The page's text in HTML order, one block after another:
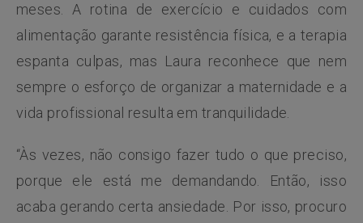
meses. A rotina de exercício e cuidados com
alimentação garante resistência física, e a terapia
espanta culpas, mas Laura reconhece que nem
sempre o esforço de organizar a maternidade e a
vida profissional resulta em tranquilidade.
“Às vezes, não consigo fazer tudo o que preciso,
porque ele está me demandando. Então, isso
acaba gerando certa ansiedade. Por isso, procuro